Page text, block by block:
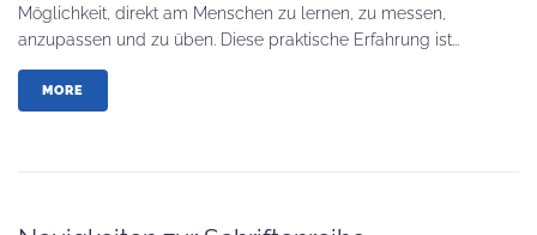
Möglichkeit, direkt am Menschen zu lernen, zu messen,
anzupassen und zu üben. Diese praktische Erfahrung ist...
MORE